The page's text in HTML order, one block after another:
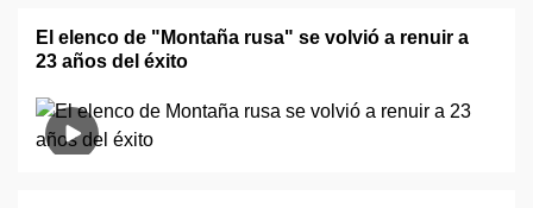
El elenco de "Montaña rusa" se volvió a renuir a
23 años del éxito